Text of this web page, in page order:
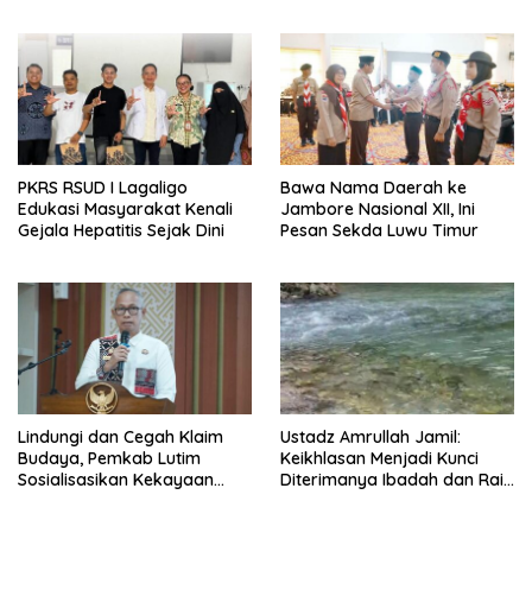
PKRS RSUD I Lagaligo
Edukasi Masyarakat Kenali
Gejala Hepatitis Sejak Dini
Bawa Nama Daerah ke
Jambore Nasional XII, Ini
Pesan Sekda Luwu Timur
Lindungi dan Cegah Klaim
Budaya, Pemkab Lutim
Sosialisasikan Kekayaan
Ustadz Amrullah Jamil:
Keikhlasan Menjadi Kunci
Diterimanya Ibadah dan Raih